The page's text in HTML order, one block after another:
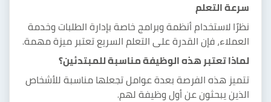
سرعة التعلم
نظرًا لاستخدام أنظمة وبرامج خاصة بإدارة الطلبات وخدمة
العملاء، فإن القدرة على التعلم السريع تعتبر ميزة مهمة.
لماذا تعتبر هذه الوظيفة مناسبة للمبتدئين؟
تتميز هذه الفرصة بعدة عوامل تجعلها مناسبة للأشخاص
الذين يبحثون عن أول وظيفة لهم.